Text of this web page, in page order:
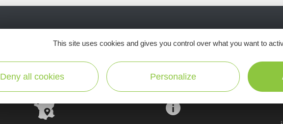
Ne manquez pas notre newsletter mensuelle
This site uses cookies and gives you control over what you want to
Deny all cookies Personalize